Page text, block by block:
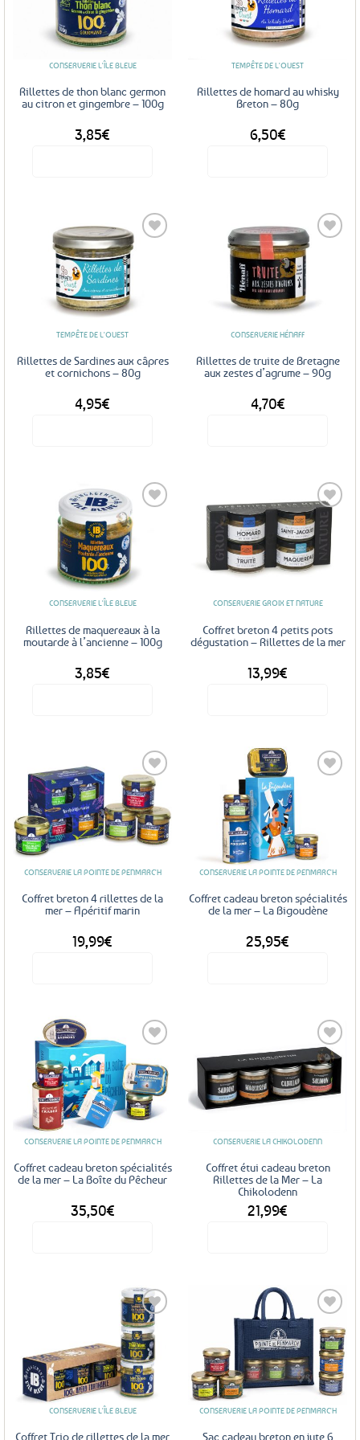
CONSERVERIE L'ÎLE BLEUE
Rillettes de thon blanc germon
au citron et gingembre – 100g
3,85€
TEMPÊTE DE L'OUEST
Rillettes de homard au whisky
Breton – 80g
6,50€
TEMPÊTE DE L'OUEST
Rillettes de Sardines aux câpres
et cornichons – 80g
4,95€
CONSERVERIE HÉNAFF
Rillettes de truite de Bretagne
aux zestes d’agrume – 90g
4,70€
CONSERVERIE L'ÎLE BLEUE
Rillettes de maquereaux à la
moutarde à l’ancienne – 100g
3,85€
Ajouter
aux
favoris
CONSERVERIE GROIX ET NATURE
Coffret breton 4 petits pots
dégustation – Rillettes de la mer
13,99€
Ajouter
aux
favoris
CONSERVERIE LA POINTE DE PENMARC'H
Coffret breton 4 rillettes de la
mer – Apéritif marin
19,99€
favoris
CONSERVERIE LA POINTE DE PENMARC'H
Coffret cadeau breton spécialités
de la mer – La Bigoudène
25,95€
Ajouter
aux
favoris
CONSERVERIE LA POINTE DE PENMARC'H
Coffret cadeau breton spécialités
de la mer – La Boîte du Pêcheur
35,50€
Ajouter
aux
CONSERVERIE LA CHIKOLODENN
Coffret étui cadeau breton
Rillettes de la Mer – La
Chikolodenn
21,99€
Ajouter
aux
favoris
CONSERVERIE L'ÎLE BLEUE
Coffret Trio de rillettes de la mer
Ajouter
aux
favoris
CONSERVERIE LA POINTE DE PENMARC'H
Sac cadeau breton en jute 6